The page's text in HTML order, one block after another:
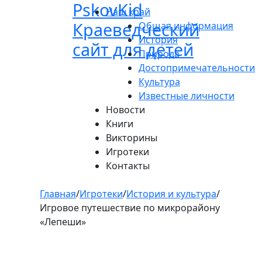
PskovKid
Краеведческий
сайт для детей
Наш край
Общая информация
История
Природа
Достопримечательности
Культура
Известные личности
Новости
Книги
Викторины
Игротеки
Контакты
Главная/Игротеки/История и культура/
Игровое путешествие по микрорайону
«Лепеши»